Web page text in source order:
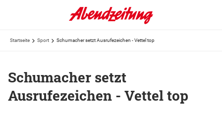
Startseite Sport Schumacher setzt Ausrufezeichen - Vettel top
Schumacher setzt
Ausrufezeichen - Vettel top